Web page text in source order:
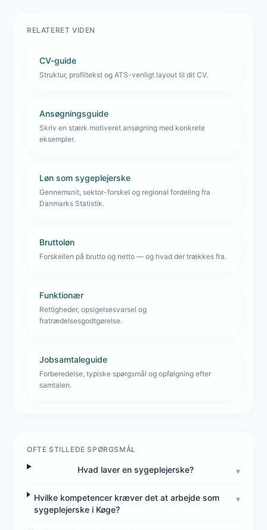
RELATERET VIDEN
CV-guide
Struktur, profiltekst og ATS-venligt layout til dit CV.
Ansøgningsguide
Skriv en stærk motiveret ansøgning med konkrete
eksempler.
Løn som sygeplejerske
Gennemsnit, sektor-forskel og regional fordeling fra
Danmarks Statistik.
Bruttoløn
Forskellen på brutto og netto — og hvad der trækkes fra.
Funktionær
Rettigheder, opsigelsesvarsel og
fratrædelsesgodtgørelse.
Jobsamtaleguide
Forberedelse, typiske spørgsmål og opfølgning efter
samtalen.
OFTE STILLEDE SPØRGSMÅL
Hvad laver en sygeplejerske? ▾
Hvilke kompetencer kræver det at arbejde som
sygeplejerske i Køge?
▾